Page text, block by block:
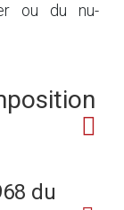
ou du nu-
du